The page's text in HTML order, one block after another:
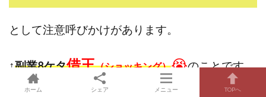
として注意呼びかけがあります。
↑副業8ケタ借王（ショッキング）😭のことです
ね。ホーム シェア メニュー TOPへ